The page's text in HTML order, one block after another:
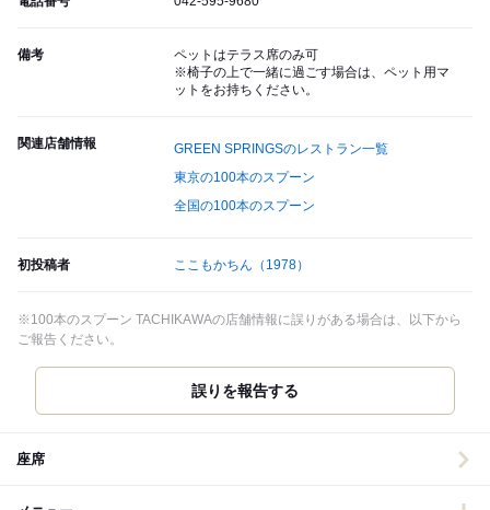
備考
ペットはテラス席のみ可
※椅子の上で一緒に過ごす場合は、ペット用マ
ットをお持ちください。
関連店舗情報
GREEN SPRINGSのレストラン一覧
東京の100本のスプーン
全国の100本のスプーン
初投稿者 ここもかちん （1978）
※100本のスプーン TACHIKAWAの店舗情報に誤りがある場合は、以下から
ご報告ください。
誤りを報告する
座席